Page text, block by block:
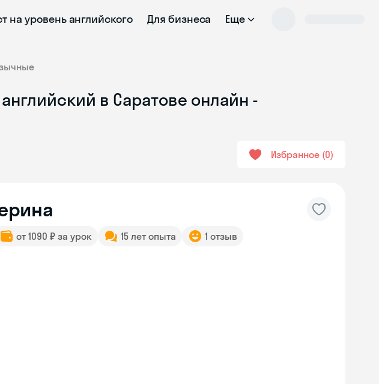
на уровень английского Для бизнеса Еще
в Саратове онлайн -
Избранное 0
от 1090 ₽ за урок 15 лет опыта 1 отзыв